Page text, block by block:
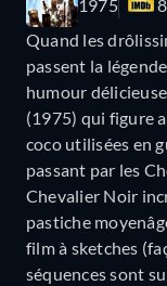
1975
Quand les
passent la
humour
(1975) qui figure
coco utilisées en
passant par les
Chevalier Noir
pastiche
film à sketches
séquences sont